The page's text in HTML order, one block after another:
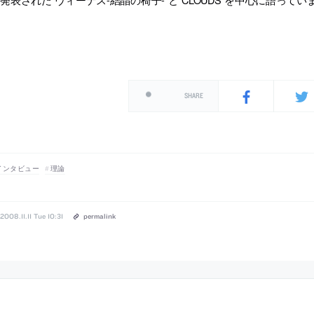
SHARE
ンタビュー 理論
2008.11.11 Tue 10:31 permalink